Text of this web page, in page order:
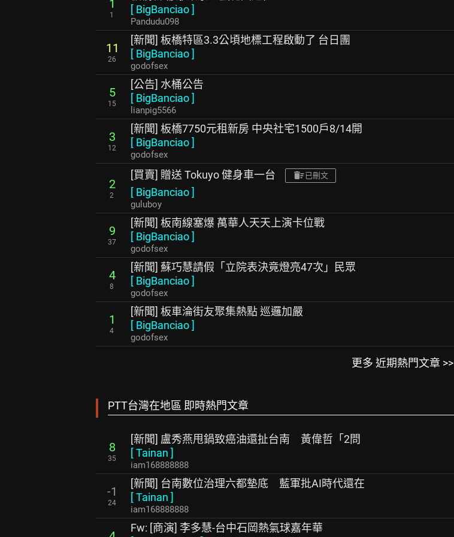
1
1
[ BigBanciao]
Pandudu098
11
26
[新聞] 板橋特區3.3公頃地標工程啟動了 台日團
[ BigBanciao]
godofsex
5
15
[公告] 水桶公告
[ BigBanciao]
lianpig5566
3
12
[新聞] 板橋7750元租新房 中央社宅1500戶8/14開
[ BigBanciao]
godofsex
2
2
[買賣] 贈送 Tokuyo 健身車一台 已刪文
[ BigBanciao]
guluboy
9
37
[新聞] 板南線塞爆 萬華人天天上演卡位戰
[ BigBanciao]
godofsex
4
8
[新聞] 蘇巧慧請假「立院表決竟燈亮47次」民眾
[ BigBanciao]
godofsex
1
4
[新聞] 板車淪街友聚集熱點 巡邏加嚴
[ BigBanciao]
godofsex
更多 近期熱門文章 >>
PTT台灣在地區 即時熱門文章
8
35
[新聞] 盧秀燕甩鍋致癌油還扯台南 黃偉哲「2問
[Tainan ]
iam168888888
-1
24
[新聞] 台南數位治理六都墊底 藍軍批AI時代還在
[Tainan ]
iam168888888
Fw: [商演] 李多慧-台中石岡熱氣球嘉年華